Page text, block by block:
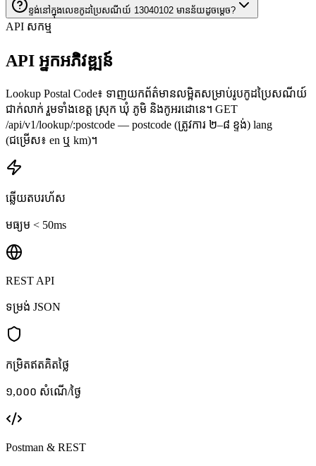
ខ្ទង់នៅក្នុងលេខកូដប្រៃសណីយ៍ 13040102 មានន័យដូចម្តេច?
API សកម្ម
API អ្នកអភិវឌ្ឍន៍
Lookup Postal Code៖ ទាញយកព័ត៌មានលម្អិតសម្រាប់រូបកូដប្រៃសណីយ៍
ជាក់លាក់ រួមទាំងខេត្ត ស្រុក ឃុំ ភូមិ និងកូអរដោនេ។ GET
/api/v1/lookup/:postcode — postcode (ត្រូវការ ២–៨ ខ្ទង់) lang
(ជម្រើស៖ en ឬ km)។
ឆ្លើយតបរហ័ស
មធ្យម < 50ms
REST API
ទម្រង់ JSON
កម្រិតឥតគិតថ្លៃ
១,០០០ សំណើ/ថ្ងៃ
Postman & REST